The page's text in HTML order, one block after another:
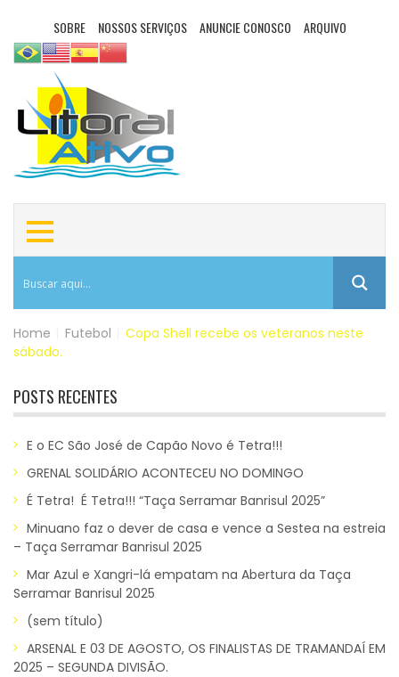
SOBRE NOSSOS SERVIÇOS ANUNCIE CONOSCO ARQUIVO
Home Futebol
Copa Shell recebe os veteranos neste
sábado.
POSTS RECENTES
E o EC São José de Capão Novo é Tetra!!!
GRENAL SOLIDÁRIO ACONTECEU NO DOMINGO
É Tetra! É Tetra!!! “Taça Serramar Banrisul 2025”
Minuano faz o dever de casa e vence a Sestea na estreia
– Taça Serramar Banrisul 2025
Mar Azul e Xangri-lá empatam na Abertura da Taça
Serramar Banrisul 2025
(sem título)
ARSENAL E 03 DE AGOSTO, OS FINALISTAS DE TRAMANDAÍ EM
2025 – SEGUNDA DIVISÃO.